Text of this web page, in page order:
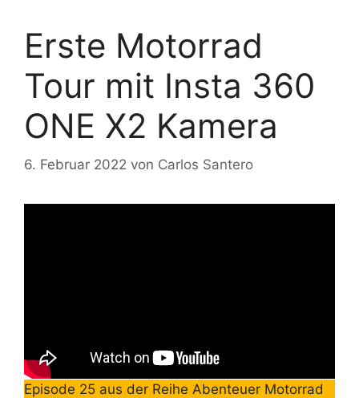
Erste Motorrad
Tour mit Insta 360
ONE X2 Kamera
6. Februar 2022 von Carlos Santero
Episode 25 aus der Reihe Abenteuer Motorrad